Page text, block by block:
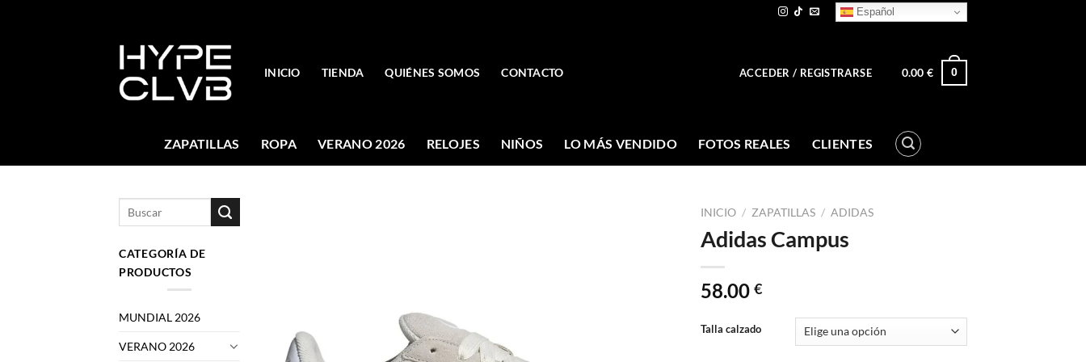
Español
INICIO TIENDA QUIÉNES SOMOS CONTACTO ACCEDER / REGISTRARSE 0.00€ 0
ZAPATILLAS ROPA VERANO 2026 RELOJES NIÑOS LO MÁS VENDIDO FOTOS REALES CLIENTES
CATEGORÍA DE
PRODUCTOS
MUNDIAL 2026
VERANO 2026
INICIO / ZAPATILLAS / ADIDAS
Adidas Campus
58.00 €
Talla calzado